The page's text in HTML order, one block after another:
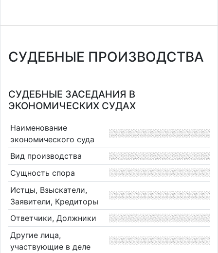
СУДЕБНЫЕ ПРОИЗВОДСТВА
СУДЕБНЫЕ ЗАСЕДАНИЯ В
ЭКОНОМИЧЕСКИХ СУДАХ
Наименование
экономического суда
Вид производства
Сущность спора
Истцы, Взыскатели,
Заявители, Кредиторы
Ответчики, Должники
Другие лица,
участвующие в деле